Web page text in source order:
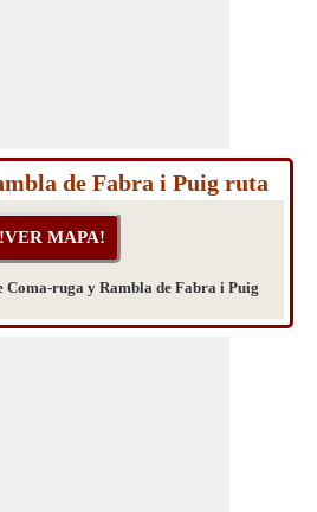
de Fabra i Puig ruta
Coma-ruga y Rambla de Fabra i Puig